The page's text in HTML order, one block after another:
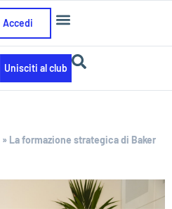
Accedi
Unisciti al club
» La formazione strategica di Baker